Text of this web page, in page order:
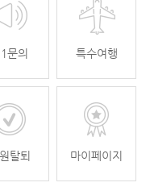
문의 특수여행
탈퇴 마이페이지